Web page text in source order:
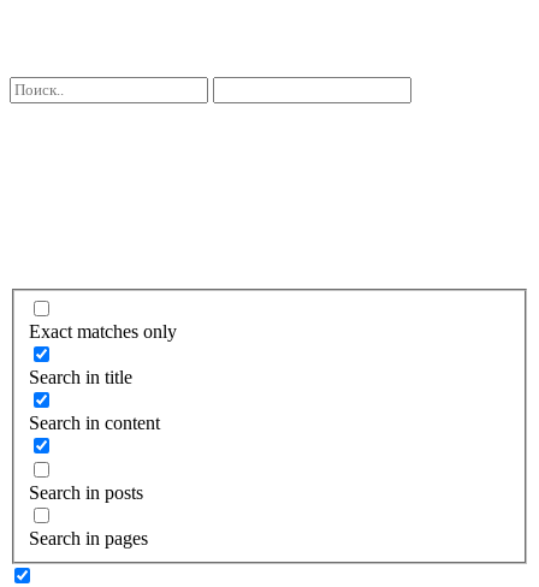
Exact matches only
Search in title
Search in content
Search in posts
Search in pages